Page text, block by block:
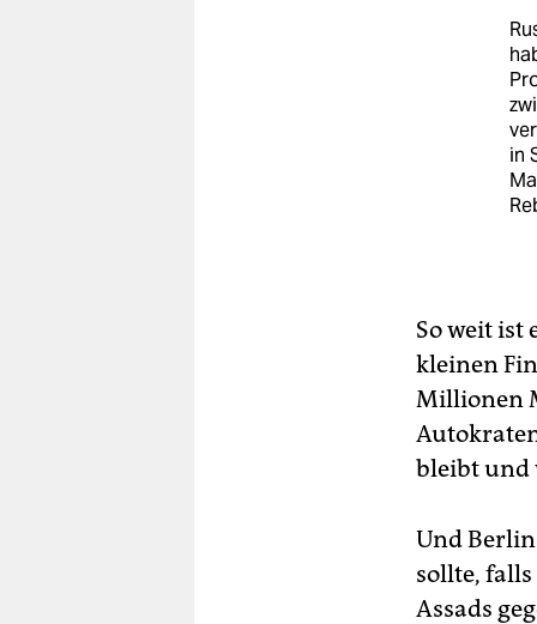
in
So weit ist
kleinen
Millionen
bleibt und
Und Berlin
sollte,
Assads